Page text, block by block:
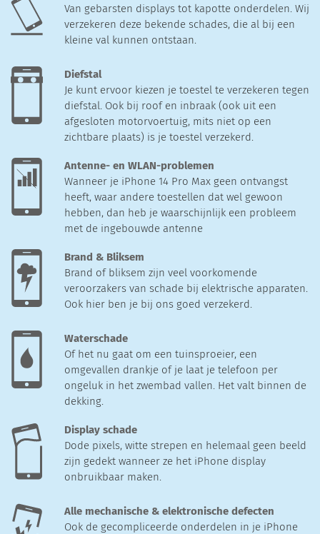
Van gebarsten displays tot kapotte onderdelen. Wij
verzekeren deze bekende schades, die al bij een
kleine val kunnen ontstaan.
Diefstal
Je kunt ervoor kiezen je toestel te verzekeren tegen
diefstal. Ook bij roof en inbraak (ook uit een
afgesloten motorvoertuig, mits niet op een
zichtbare plaats) is je toestel verzekerd.
Antenne- en WLAN-problemen
Wanneer je iPhone 14 Pro Max geen ontvangst
heeft, waar andere toestellen dat wel gewoon
hebben, dan heb je waarschijnlijk een probleem
met de ingebouwde antenne
Brand & Bliksem
Brand of bliksem zijn veel voorkomende
veroorzakers van schade bij elektrische apparaten.
Ook hier ben je bij ons goed verzekerd.
Waterschade
Of het nu gaat om een tuinsproeier, een
omgevallen drankje of je laat je telefoon per
ongeluk in het zwembad vallen. Het valt binnen de
dekking.
Display schade
Dode pixels, witte strepen en helemaal geen beeld
zijn gedekt wanneer ze het iPhone display
onbruikbaar maken.
Alle mechanische & elektronische defecten
Ook de gecompliceerde onderdelen in je iPhone